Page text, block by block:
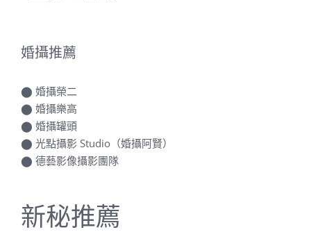
婚攝推薦
⬤ 婚攝榮二
⬤ 婚攝樂高
⬤ 婚攝罐頭
⬤ 光點攝影 Studio（婚攝阿賢）
⬤ 德藝影像攝影團隊
新秘推薦